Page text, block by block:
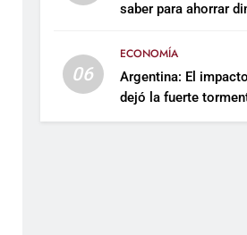
saber para ahorrar
06
ECONOMÍA
Argentina: El
dejó la fuerte
incalculable